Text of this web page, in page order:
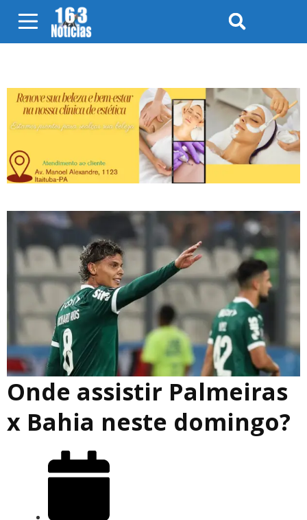
Onde assistir Palmeiras
x Bahia neste domingo?